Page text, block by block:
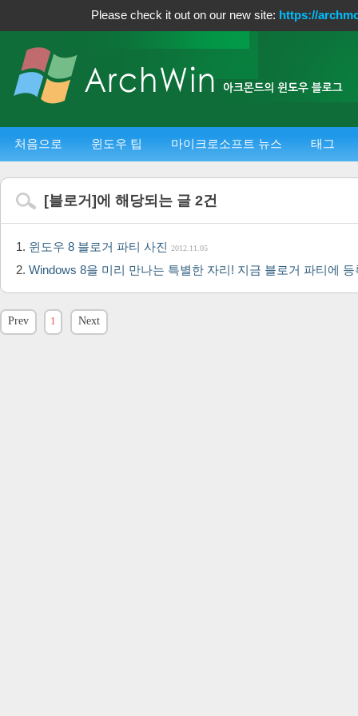
Please check it out on our new site: https://
처음으로 윈도우 팁 마이크로소프트 뉴스 태그
[블로거 ]에 해당되는 글 2건
윈도우 8 블로거 파티 사진 2012.11.05
Windows 8을 미리 만나는 특별한 자리! 지금 블로거 파티에
Prev 1 Next